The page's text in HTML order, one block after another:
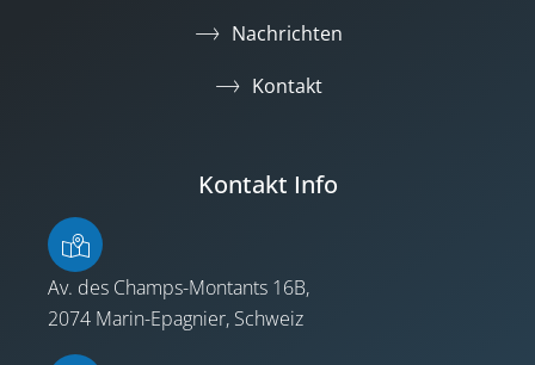
Nachrichten
Kontakt
Kontakt Info
Av. des Champs-Montants 16B,
2074 Marin-Epagnier, Schweiz